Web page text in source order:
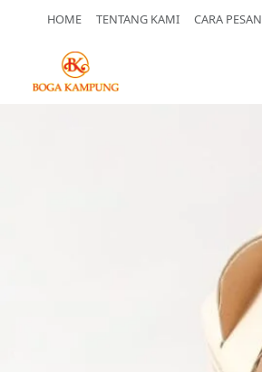
HOME TENTANG KAMI CARA PESAN